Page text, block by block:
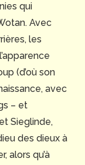
qui
Avec
les
(d’où son
avec
– et
Sieglinde,
des dieux à
alors qu’à